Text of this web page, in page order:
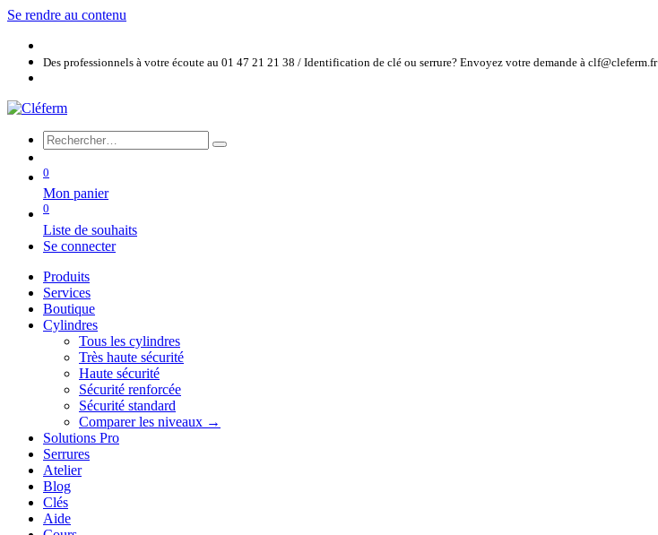
Se rendre au contenu
Des professionnels à votre écoute au 01 47 21 21 38 / Identification de clé ou serrure? Envoyez votre demande à clf@cleferm.fr
0
Mon panier
0
Liste de souhaits
Se connecter
Produits
Services
Boutique
Cylindres
Tous les cylindres
Très haute sécurité
Haute sécurité
Sécurité renforcée
Sécurité standard
Comparer les niveaux →
Solutions Pro
Serrures
Atelier
Blog
Clés
Aide